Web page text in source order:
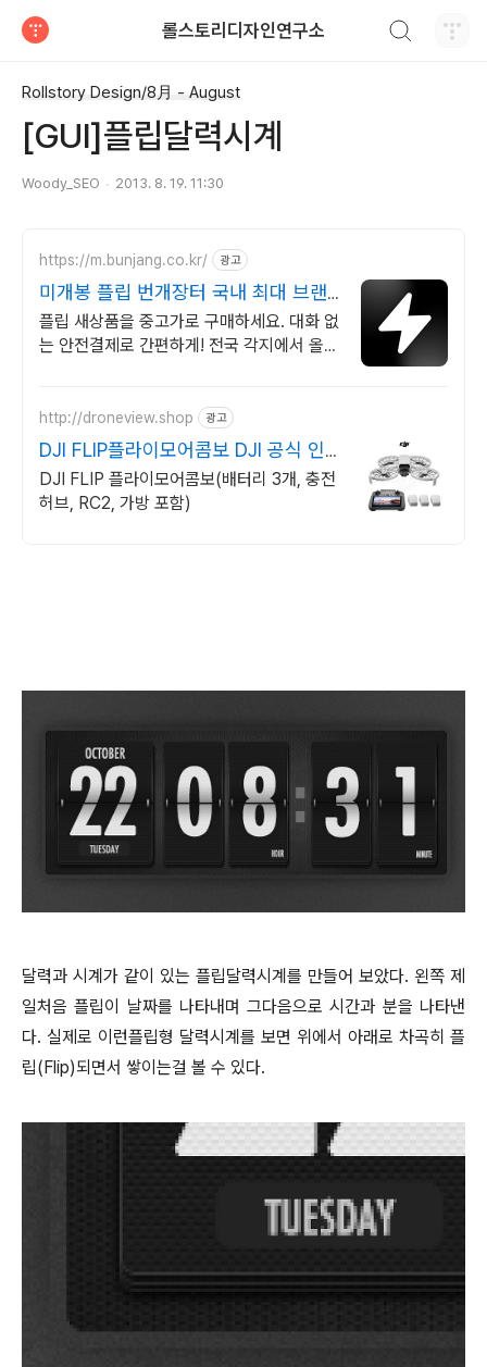
롤스토리디자인연구소
Rollstory Design/8月 - August
[GUI]플립달력시계
Woody_SEO 2013. 8. 19. 11:30
https://m.bunjang.co.kr/ 광고
미개봉 플립 번개장터 국내 최대 브랜
드 중고거래
플립 새상품을 중고가로 구매하세요. 대화 없
는 안전결제로 간편하게! 전국 각지에서 올라
http://droneview.shop 광고
DJI FLIP플라이모어콤보 DJI 공식 인
증 스토어
DJI FLIP 플라이모어콤보(배터리 3개, 충전
허브, RC2, 가방 포함)
달력과 시계가 같이 있는 플립달력시계를 만들어 보았다. 왼쪽 제
일처음 플립이 날짜를 나타내며 그다음으로 시간과 분을 나타낸
다. 실제로 이런플립형 달력시계를 보면 위에서 아래로 차곡히 플
립(Flip)되면서 쌓이는걸 볼 수 있다.